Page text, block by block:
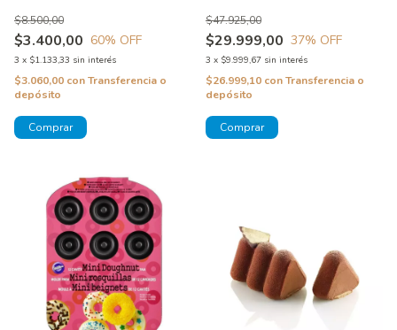
$3.400,00
$8.500,00
60% OFF
3 x $1.133,33 sin interés
$3.060,00 conTransferencia o
depósito
$29.999,00
$47.925,00
37% OFF
3 x $9.999,67 sin interés
$26.999,10 conTransferencia o
depósito